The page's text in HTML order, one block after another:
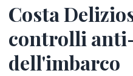
Costa
controlli
dell'imbarco